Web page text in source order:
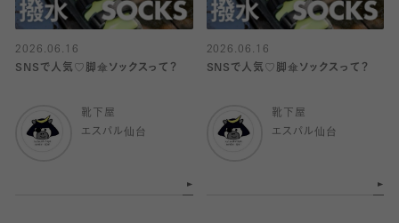
2026.06.16
SNSで人気♡脚傘ソックスって？
靴下屋
エスパル仙台
2026.06.16
SNSで人気♡脚傘ソックスって？
靴下屋
エスパル仙台